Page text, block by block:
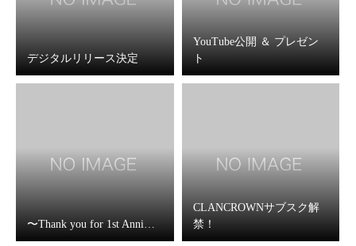
デジタルリリース決定
YouTube公開 ＆ プレゼン
ト
〜Thank you for 1st Anni…
CLANCROWNサブスク解
禁！